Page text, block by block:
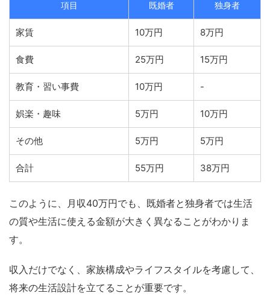
項目 既婚者 独身者
家賃 10万円 8万円
食費 25万円 15万円
教育・習い事費 10万円 -
娯楽・趣味 5万円 10万円
その他 5万円 5万円
合計 55万円 38万円
このように、月収40万円でも、既婚者と独身者では生活
の質や生活に使える金額が大きく異なることがわかりま
す。
収入だけでなく、家族構成やライフスタイルを考慮して、
将来の生活設計を立てることが重要です。